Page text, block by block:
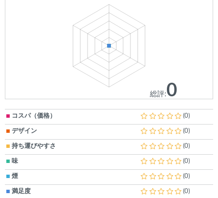
総評:0
コスパ（価格） (0)
デザイン (0)
持ち運びやすさ (0)
味 (0)
煙 (0)
満足度 (0)